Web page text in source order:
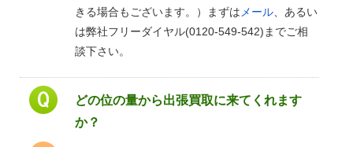
きる場合もございます。）まずはメール、あるい
は弊社フリーダイヤル(0120-549-542)までご相
談下さい。
どの位の量から出張買取に来てくれます
か？